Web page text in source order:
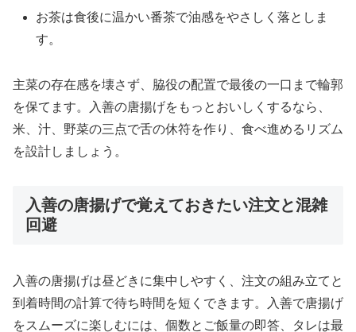
お茶は食後に温かい番茶で油感をやさしく落としま
す。
主菜の存在感を壊さず、脇役の配置で最後の一口まで輪郭
を保てます。入善の唐揚げをもっとおいしくするなら、
米、汁、野菜の三点で舌の休符を作り、食べ進めるリズム
を設計しましょう。
入善の唐揚げで覚えておきたい注文と混雑
回避
入善の唐揚げは昼どきに集中しやすく、注文の組み立てと
到着時間の計算で待ち時間を短くできます。入善で唐揚げ
をスムーズに楽しむには、個数とご飯量の即答、タレは最